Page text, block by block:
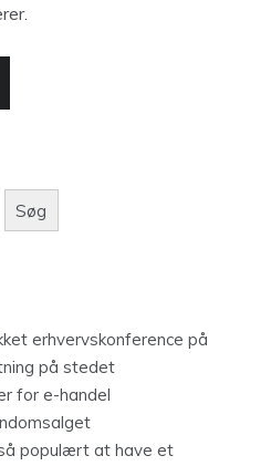
Søg
erhvervskonference på
på stedet
for e-handel
populært at have et